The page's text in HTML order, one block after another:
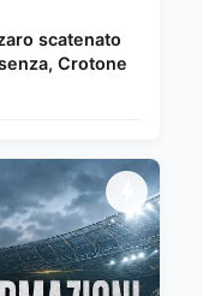
scatenato
Crotone